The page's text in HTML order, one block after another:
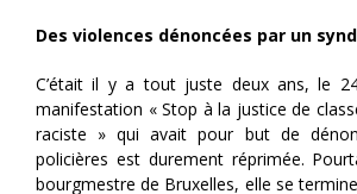
Des violences dénoncées par un
C’était il y a tout juste deux ans, le
manifestation « Stop à la justice de
raciste » qui avait pour but de
policières est durement réprimée.
bourgmestre de Bruxelles, elle se